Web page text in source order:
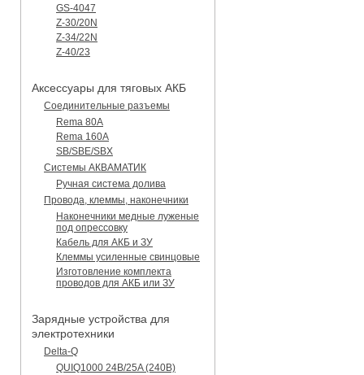
GS-4047
Z-30/20N
Z-34/22N
Z-40/23
Аксессуары для тяговых АКБ
Соединительные разъемы
Rema 80A
Rema 160A
SB/SBE/SBX
Системы АКВАМАТИК
Ручная система долива
Провода, клеммы, наконечники
Наконечники медные луженые
под опрессовку
Кабель для АКБ и ЗУ
Клеммы усиленные свинцовые
Изготовление комплекта
проводов для АКБ или ЗУ
Зарядные устройства для
электротехники
Delta-Q
QUIQ1000 24B/25A (240B)